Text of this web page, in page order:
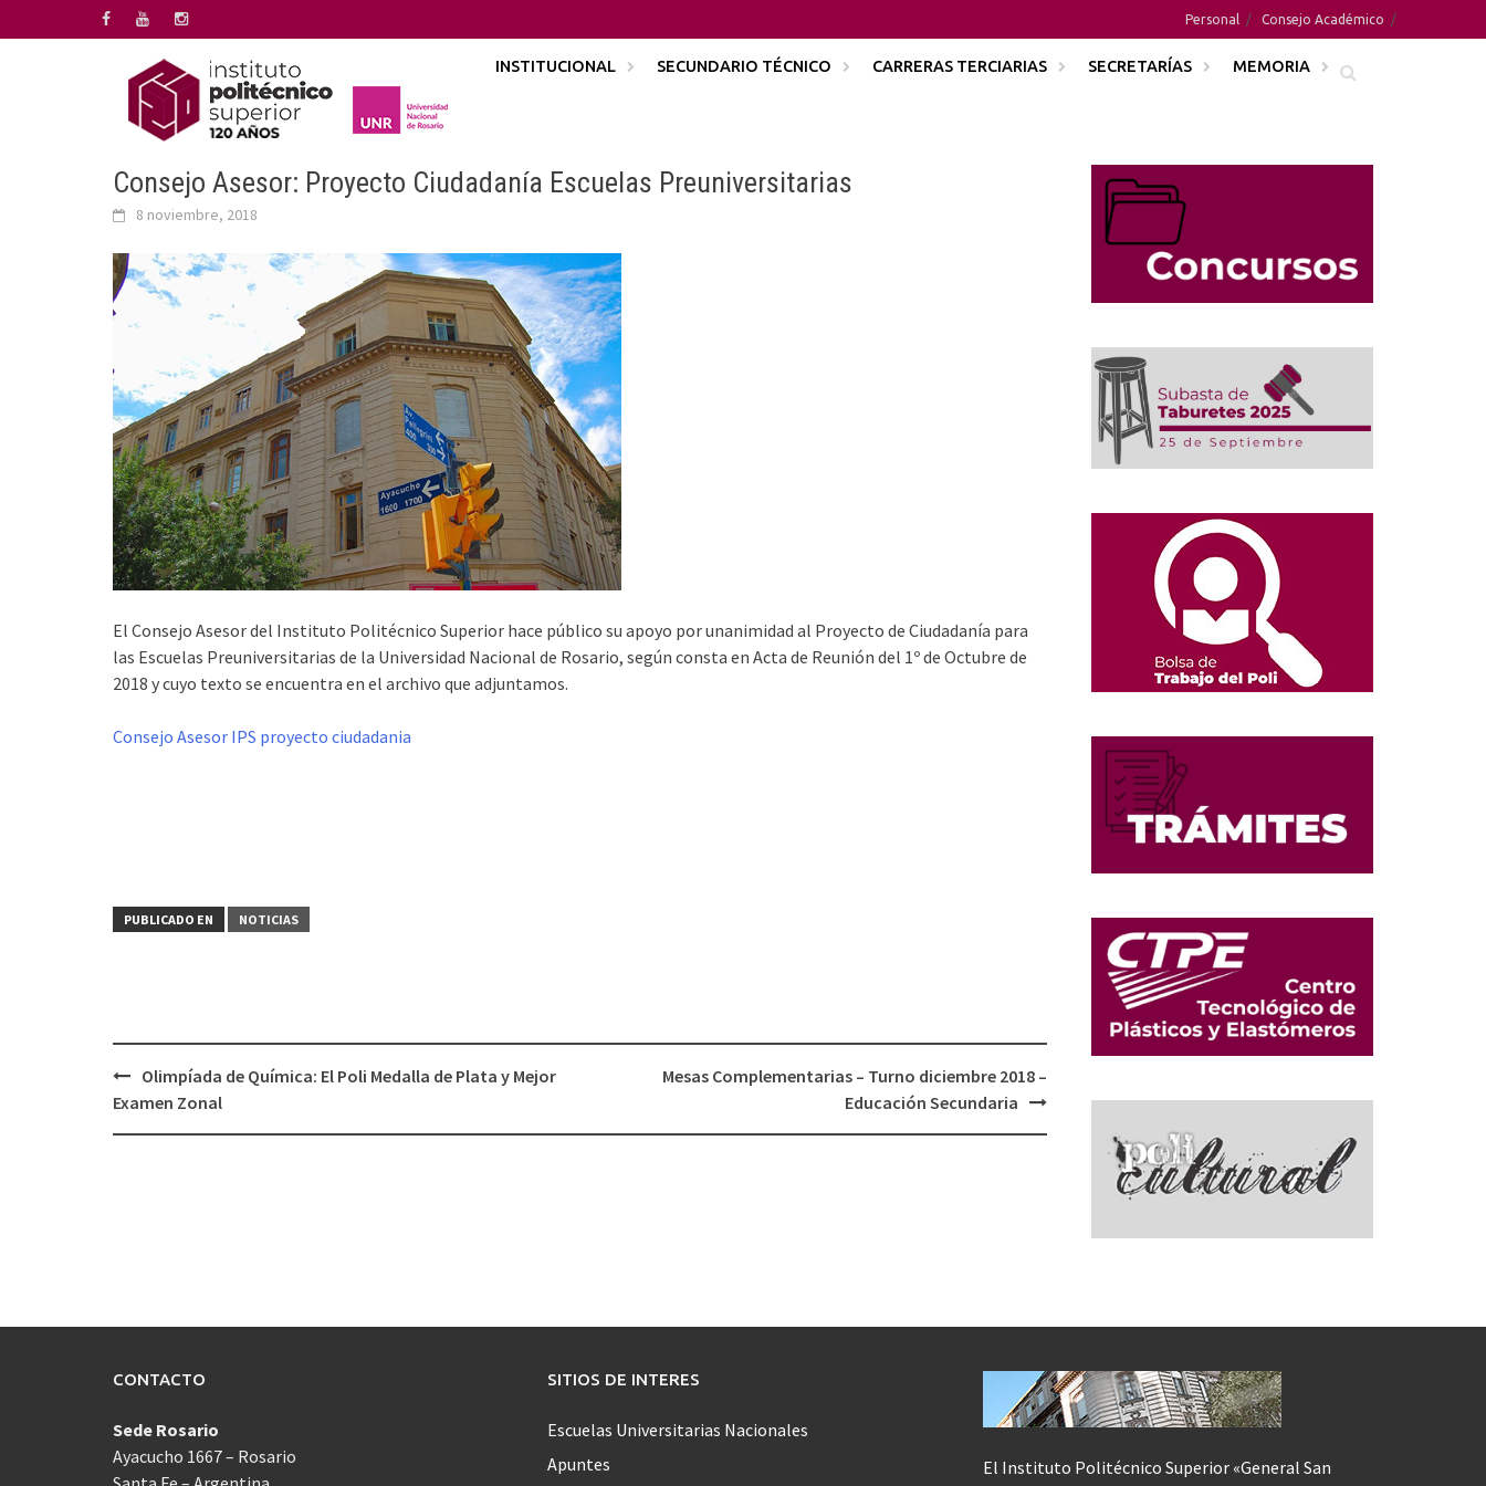
al
Personal Consejo Académico
INSTITUCIONAL SECUNDARIO TÉCNICO CARRERAS TERCIARIAS SECRETARÍAS MEMORIA
Consejo Asesor: Proyecto Ciudadanía Escuelas Preuniversitarias
8 noviembre, 2018
El Consejo Asesor del Instituto Politécnico Superior hace público su apoyo por unanimidad al Proyecto de Ciudadanía para
las Escuelas Preuniversitarias de la Universidad Nacional de Rosario, según consta en Acta de Reunión del 1º de Octubre de
2018 y cuyo texto se encuentra en el archivo que adjuntamos.
Consejo Asesor IPS proyecto ciudadania
PUBLICADO EN NOTICIAS
Navegación
de
Olimpíada de Química: El Poli Medalla de Plata y Mejor
Examen Zonal
Mesas Complementarias – Turno diciembre 2018 –
Educación Secundaria
CONTACTO
Sede Rosario
Ayacucho 1667 – Rosario
SITIOS DE INTERES
Escuelas Universitarias Nacionales
Apuntes
El Instituto Politécnico Superior «General San